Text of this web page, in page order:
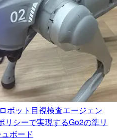
ボット目視検査エージェン
リシーで実現するGo2の準リ
ボード